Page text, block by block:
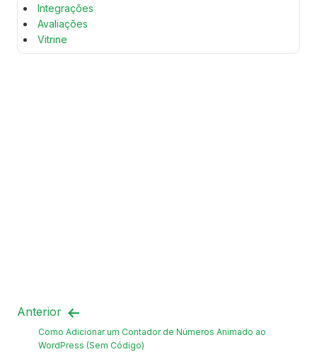
Integrações
Avaliações
Vitrine
Anterior
Como Adicionar um Contador de Números Animado ao
WordPress (Sem Código)